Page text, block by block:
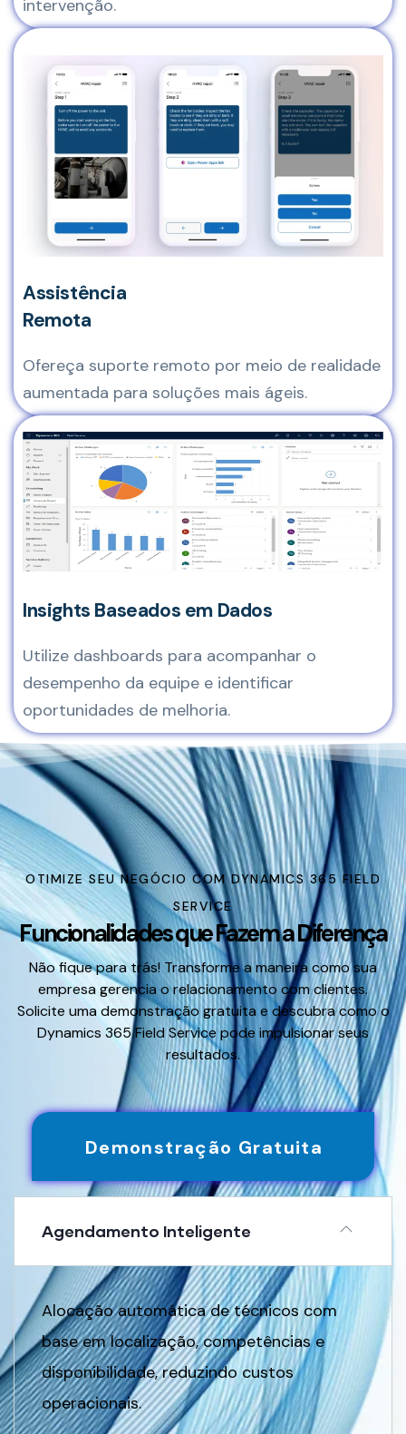
intervenção.
Assistência
Remota
Ofereça suporte remoto por meio de realidade
aumentada para soluções mais ágeis.
Insights Baseados em Dados
Utilize dashboards para acompanhar o
desempenho da equipe e identificar
oportunidades de melhoria.
OTIMIZE SEU NEGÓCIO COM DYNAMICS 365 FIELD
SERVICE
Funcionalidades que Fazem a Diferença
Não fique para trás! Transforme a maneira como sua
empresa gerencia o relacionamento com clientes.
Solicite uma demonstração gratuita e descubra como o
Dynamics 365 Field Service pode impulsionar seus
resultados.
Demonstração Gratuita
Agendamento Inteligente
Alocação automática de técnicos com
base em localização, competências e
disponibilidade, reduzindo custos
operacionais.